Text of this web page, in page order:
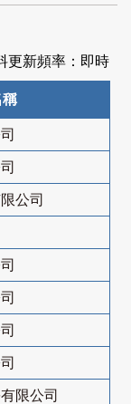
更新頻率：即時
公司
限公司